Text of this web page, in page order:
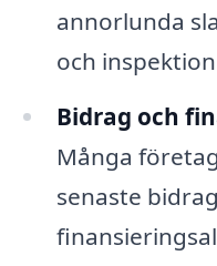
annorlunda
och
Bidrag och
Många
senaste